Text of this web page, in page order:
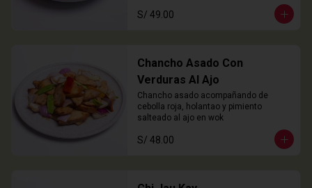
S/ 49.00
Chancho Asado Con
Verduras Al Ajo
Chancho asado acompañando de
cebolla roja, holantao y pimiento
salteado al ajo en wok
S/ 48.00